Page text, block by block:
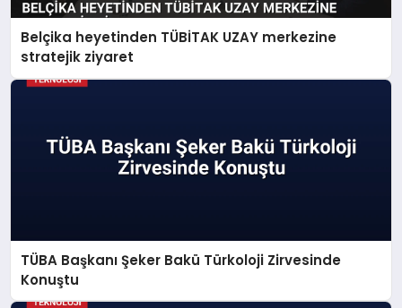
Belçika heyetinden TÜBİTAK UZAY merkezine
stratejik ziyaret
TÜBA Başkanı Şeker Bakü Türkoloji Zirvesinde
Konuştu